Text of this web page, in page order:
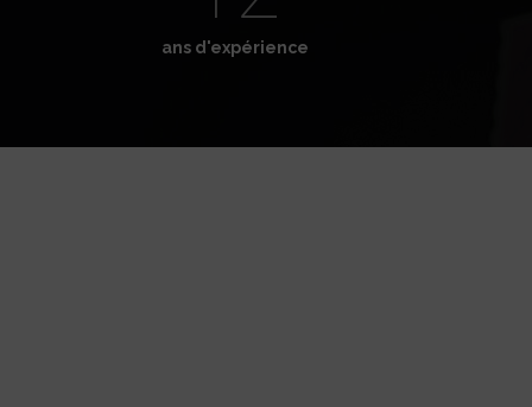
ans d'expérience